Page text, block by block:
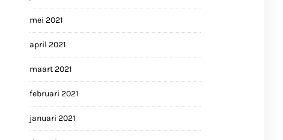
mei 2021
april 2021
maart 2021
februari 2021
januari 2021